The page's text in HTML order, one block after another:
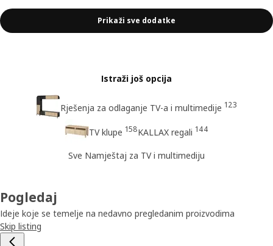
Prikaži sve dodatke
Istraži još opcija
Rješenja za odlaganje TV-a i multimedije 123
TV klupe 158KALLAX regali 144
Sve Namještaj za TV i multimediju
Pogledaj
Ideje koje se temelje na nedavno pregledanim proizvodima
Skip listing